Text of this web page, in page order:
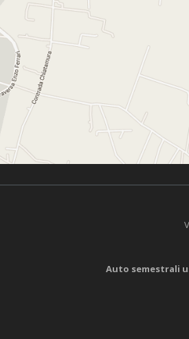
Auto semestrali